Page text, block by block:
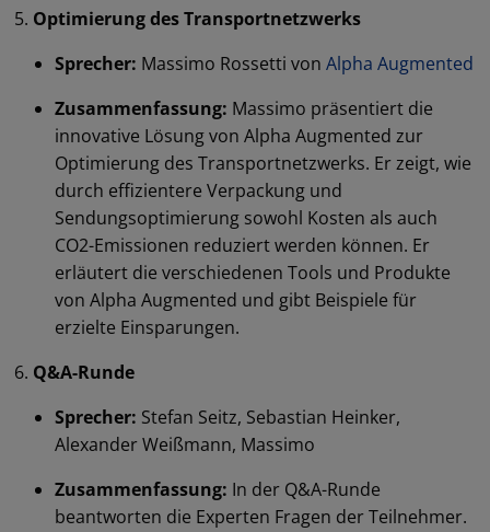
Optimierung des Transportnetzwerks
Sprecher: Massimo Rossetti von Alpha Augmented
Zusammenfassung: Massimo präsentiert die
innovative Lösung von Alpha Augmented zur
Optimierung des Transportnetzwerks. Er zeigt, wie
durch effizientere Verpackung und
Sendungsoptimierung sowohl Kosten als auch
CO2-Emissionen reduziert werden können. Er
erläutert die verschiedenen Tools und Produkte
von Alpha Augmented und gibt Beispiele für
erzielte Einsparungen.
Q&A-Runde
Sprecher: Stefan Seitz, Sebastian Heinker,
Alexander Weißmann, Massimo
Zusammenfassung: In der Q&A-Runde
beantworten die Experten Fragen der Teilnehmer.